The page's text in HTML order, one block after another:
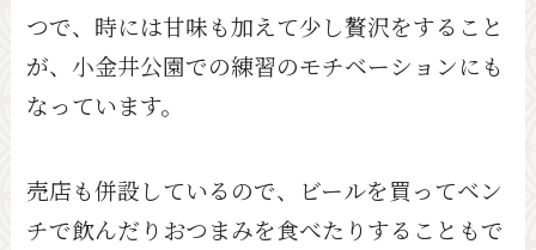
つで、時には甘味も加えて少し贅沢をすること
が、小金井公園での練習のモチベーションにも
なっています。
売店も併設しているので、ビールを買ってベン
チで飲んだりおつまみを食べたりすることもで